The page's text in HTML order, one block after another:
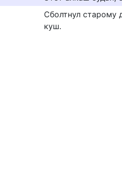
Сболтнул старому
куш.